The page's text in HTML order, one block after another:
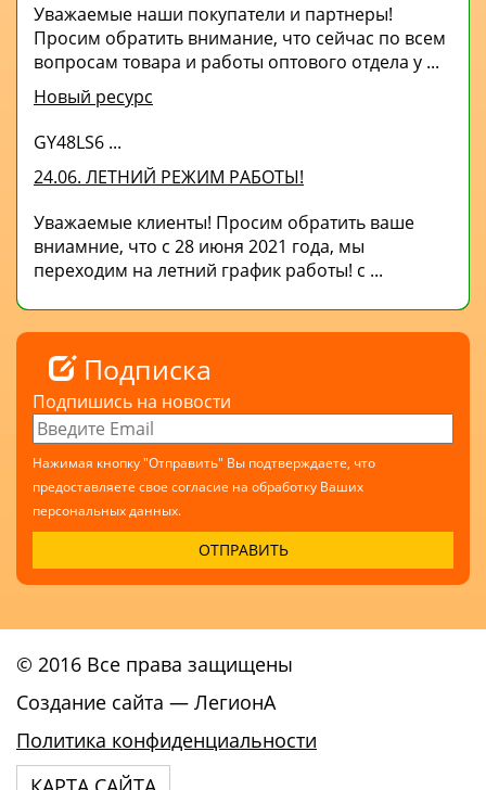
Уважаемые наши покупатели и партнеры!
Просим обратить внимание, что сейчас по всем
вопросам товара и работы оптового отдела у ...
Новый ресурс
GY48LS6 ...
24.06. ЛЕТНИЙ РЕЖИМ РАБОТЫ!
Уважаемые клиенты! Просим обратить ваше
вниамние, что с 28 июня 2021 года, мы
переходим на летний график работы! с ...
Подписка
Подпишись на новости
Нажимая кнопку "Отправить" Вы подтверждаете, что
предоставляете свое согласие на обработку Ваших
персональных данных.
© 2016 Все права защищены
Создание сайта — ЛегионА
Политика конфиденциальности